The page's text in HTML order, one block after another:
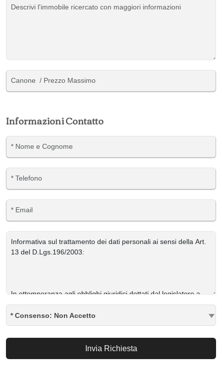
Informazioni Contatto
* Consenso: Non Accetto
Invia Richiesta